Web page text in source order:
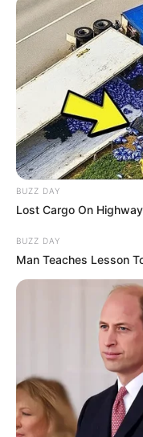
BUZZ DAY
Lost Cargo On
BUZZ DAY
Man Teaches Lesson